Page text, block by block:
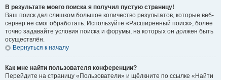
В результате моего поиска я получил пустую страницу!
Ваш поиск дал слишком большое количество результатов, которые веб-
сервер не смог обработать. Используйте «Расширенный поиск», более
точно задавайте условия поиска и форумы, на которых он должен быть
осуществлён.
Вернуться к началу
Как мне найти пользователя конференции?
Перейдите на страницу «Пользователи» и щёлкните по ссылке «Найти